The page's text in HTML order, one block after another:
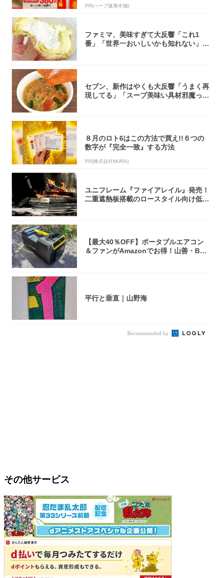
PR(ハーブ健康本舗)
ファミマ、美味すぎて大反響「これ1
番」「世界一おいしいかも知れない」
セブン、新作はやくも大反響「うまく再
現してる」「スープ美味い具材邪魔って
８月のロト6はこの方法で買え!!６つの
数字が『完全一致』する方法
PR(株式会社MURA)
ユニフレーム『ファイアレイル』発売！
二重遮熱板搭載のロースタイル向け低型
【最大40％OFF】ポータブルエアコン
＆ファンがAmazonでお得！山善・Bo
平行と垂直｜山野海
Recommended by
その他サービス